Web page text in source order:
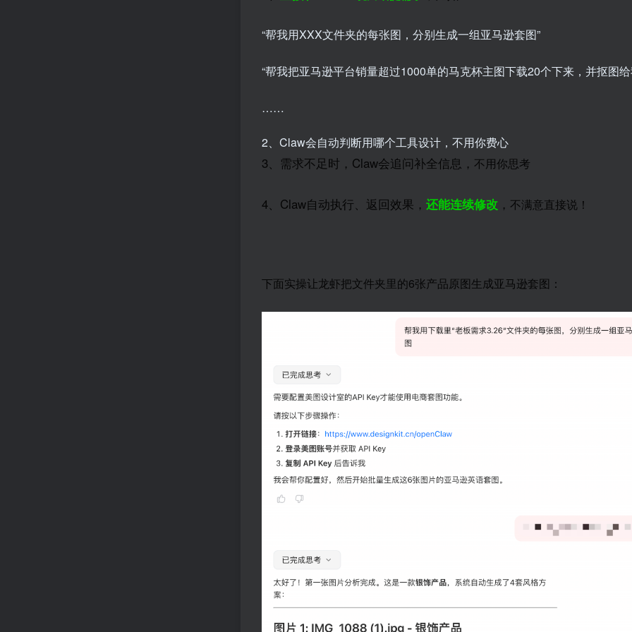
“帮我用XXX文件夹的每张图，分别生成一组亚马逊套图”
“帮我把亚马逊平台销量超过1000单的马克杯主图下载20个下来，并抠图给
……
2、Claw会自动判断用哪个工具设计，不用你费心
3、需求不足时，Claw会追问补全信息， 不用你思考
4、Claw自动执行、返回效果， 还能连续修改 ， 不满意直接说！
下面实操让龙虾把文件夹里的6张产品原图生成亚马逊套图：